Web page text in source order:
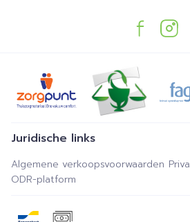
Juridische links
Algemene verkoopsvoorwaarden
ODR-platform